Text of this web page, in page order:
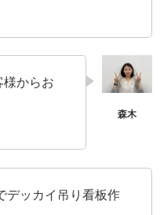
様からお
デッカイ吊り看板作